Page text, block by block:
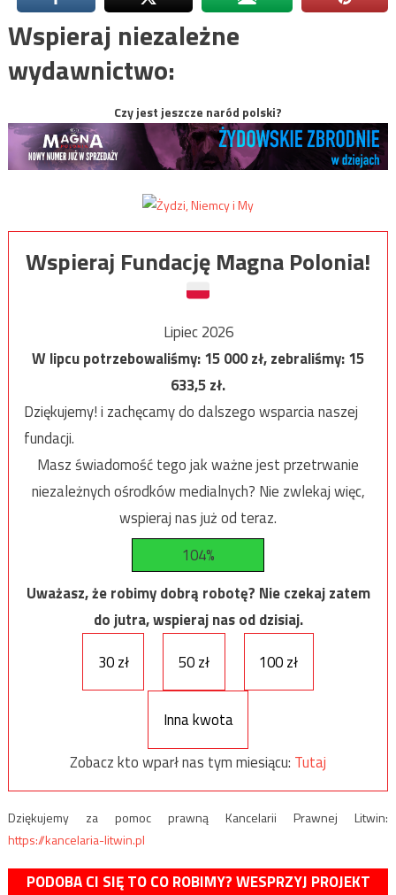
Wspieraj niezależne
wydawnictwo:
Czy jest jeszcze naród polski?
Wspieraj Fundację Magna Polonia!
Lipiec 2026
W lipcu potrzebowaliśmy:15 000zł, zebraliśmy:15
633,5zł.
Dziękujemy! i zachęcamy do dalszego wsparcia naszej
fundacji.
Masz świadomość tego jak ważne jest przetrwanie
niezależnych ośrodków medialnych? Nie zwlekaj więc,
wspieraj nas już od teraz.
104%
Uważasz, że robimy dobrą robotę? Nie czekaj zatem
do jutra, wspieraj nas od dzisiaj.
30 zł
50 zł 100 zł
Inna kwota
Zobacz kto wparł nas tym miesiącu: Tutaj
Dziękujemy za pomoc prawną Kancelarii Prawnej Litwin:
https://kancelaria-litwin.pl
PODOBA CI SIĘ TO CO ROBIMY? WESPRZYJ PROJEKT